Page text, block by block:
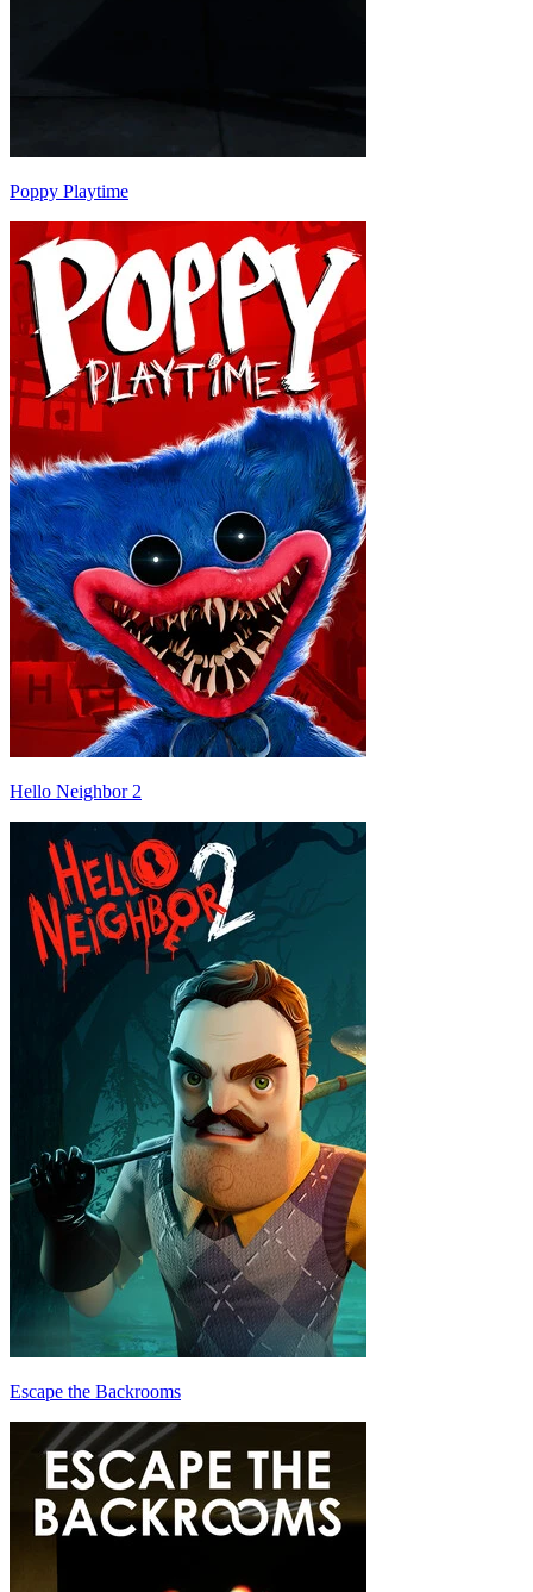
Poppy Playtime
Hello Neighbor 2
Escape the Backrooms